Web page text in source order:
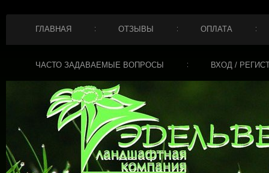
ГЛАВНАЯ ОТЗЫВЫ ОПЛАТА
ЧАСТО ЗАДАВАЕМЫЕ ВОПРОСЫ ВХОД /